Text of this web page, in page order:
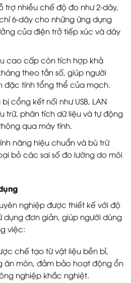
trợ nhiều chế độ đo như 2-dây,
6-dây cho những ứng dụng
của điện trở tiếp xúc và dây
cao cấp còn tích hợp khả
theo tần số, giúp người
đặc tính tổng thể của mạch.
bị cổng kết nối như USB, LAN
trữ, phân tích dữ liệu và tự động
qua máy tính.
năng hiệu chuẩn và bù trừ
bỏ các sai số đo lường do môi
nghiệp được thiết kế với độ
dụng đơn giản, giúp người dùng
việc:
chế tạo từ vật liệu bền bỉ,
ăn mòn, đảm bảo hoạt động ổn
nghiệp khắc nghiệt.